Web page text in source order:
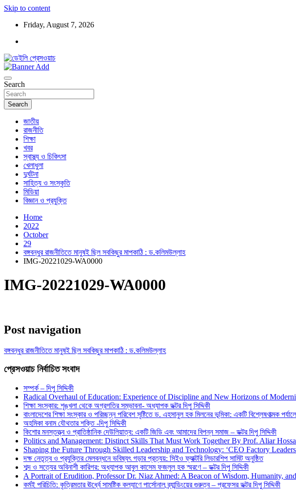
Skip to content
Friday, August 7, 2026
ডেইলি প্রেসওয়াচ
Search
Search
জাতীয়
রাজনীতি
শিক্ষা
খবর
স্বাস্থ্য ও চিকিৎসা
খেলাধুলা
দুর্ঘটনা
সাহিত্য ও সংস্কৃতি
মিডিয়া
বিজ্ঞান ও প্রযুক্তি
Home
2022
October
29
বঙ্গবন্ধুর রাজনীতিতে মানুষই ছিল সবকিছুর মাপকাঠি : ড.কলিমউল্লাহ
IMG-20221029-WA0000
IMG-20221029-WA0000
Post navigation
বঙ্গবন্ধুর রাজনীতিতে মানুষই ছিল সবকিছুর মাপকাঠি : ড.কলিমউল্লাহ
প্রেসওয়াচ নির্বাচিত সংবাদ
সম্পর্ক – দিপু সিদ্দিকী
Radical Overhaul of Education: Experience of Discipline and New Horizons of
শিক্ষা সংস্কার: শৃঙ্খলা থেকে অগ্রগতির সম্ভাবনা- অধ্যাপক ডক্টর দিপু সিদ্দিকী
বাংলাদেশের শিক্ষা সংস্কার ও পরিচ্ছন্ন পরিবেশ সৃষ্টিতে ড. এহসানুল হক মিলনের ভূমিকা: একটি বিশ্লেষণাত্মক
অহমিকা বনাম যৌথতার শক্তি -দিপু সিদ্দিকী
কিশোর মনস্তত্ত্ব ও প্রাতিষ্ঠানিক দেউলিয়াত্ব: একটি জিডি এবং আমাদের বিপন্ন সমাজ – ডক্টর দিপু সিদ্দিকী
Politics and Management: Distinct Skills That Must Work Together By Prof. Aliar
Shaping the Future Through Skilled Leadership and Technology: ‘CEO Factory
দক্ষ নেতৃত্ব ও প্রযুক্তির মেলবন্ধনে ভবিষ্যৎ গড়ার প্রত্যয়: সিইও ফ্যাক্টরি লিডারশিপ সামিট অনুষ্ঠিত
শব্দ ও সত্যের অবিনাশী কারিগর: অধ্যাপক আবুল কাসেম ফজলুল হক স্মরণে – ডক্টর দিপু সিদ্দিকী
A Portrait of Erudition, Professor Dr. Niaz Ahmed: A Beacon of Wisdom, Humanity,
কর্মই পরিচিতি: কৃত্রিমতার ঊর্ধ্বে সামষ্টিক কল্যাণে পার্সোনাল ব্র্যান্ডিংয়ের গুরুত্ব – প্রফেসর ডক্টর দিপু সিদ্দিকী